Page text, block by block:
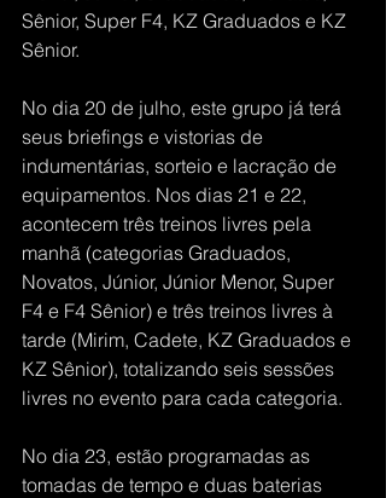
Sênior, Super F4, KZ Graduados e KZ
Sênior.
No dia 20 de julho, este grupo já terá
seus briefings e vistorias de
indumentárias, sorteio e lacração de
equipamentos. Nos dias 21 e 22,
acontecem três treinos livres pela
manhã (categorias Graduados,
Novatos, Júnior, Júnior Menor, Super
F4 e F4 Sênior) e três treinos livres à
tarde (Mirim, Cadete, KZ Graduados e
KZ Sênior), totalizando seis sessões
livres no evento para cada categoria.
No dia 23, estão programadas as
tomadas de tempo e duas baterias